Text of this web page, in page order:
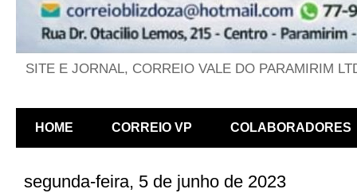
SITE E JORNAL, CORREIO VALE DO PARAMIRIM
HOME CORREIO VP COLABORADORES
segunda-feira, 5 de junho de 2023